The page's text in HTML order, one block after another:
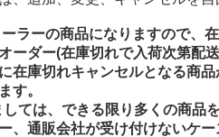
ラーの商品になりますので、
ーダー(在庫切れで入荷次第配
在庫切れキャンセルとなる商
す。
ては、できる限り多くの商品
、通販会社が受け付けないケ